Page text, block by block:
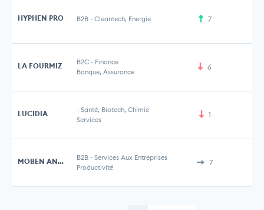
HYPHEN PRO B2B - Cleantech, Energie 7
LA FOURMIZ B2C - Finance
Banque, Assurance
6
LUCIDIA - Santé, Biotech, Chimie
Services
1
MOBEN AND ROOSTER B2B - Services Aux Entreprises
Productivité
7